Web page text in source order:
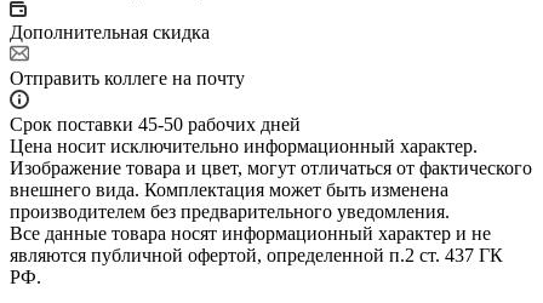
Дополнительная скидка
Отправить коллеге на почту
Срок поставки 45-50 рабочих дней
Цена носит исключительно информационный характер.
Изображение товара и цвет, могут отличаться от фактического
внешнего вида. Комплектация может быть изменена
производителем без предварительного уведомления.
Все данные товара носят информационный характер и не
являются публичной офертой, определенной п.2 ст. 437 ГК
РФ.